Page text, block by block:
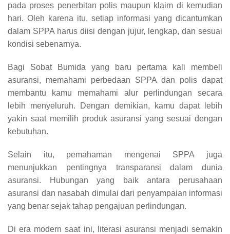
pada proses penerbitan polis maupun klaim di kemudian
hari. Oleh karena itu, setiap informasi yang dicantumkan
dalam SPPA harus diisi dengan jujur, lengkap, dan sesuai
kondisi sebenarnya.
Bagi Sobat Bumida yang baru pertama kali membeli
asuransi, memahami perbedaan SPPA dan polis dapat
membantu kamu memahami alur perlindungan secara
lebih menyeluruh. Dengan demikian, kamu dapat lebih
yakin saat memilih produk asuransi yang sesuai dengan
kebutuhan.
Selain itu, pemahaman mengenai SPPA juga
menunjukkan pentingnya transparansi dalam dunia
asuransi. Hubungan yang baik antara perusahaan
asuransi dan nasabah dimulai dari penyampaian informasi
yang benar sejak tahap pengajuan perlindungan.
Di era modern saat ini, literasi asuransi menjadi semakin